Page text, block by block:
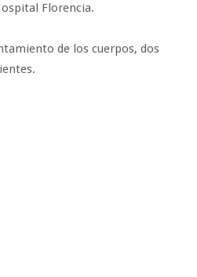
Florencia.
de los cuerpos, dos